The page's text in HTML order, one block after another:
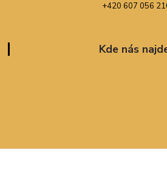
+420 607 056
Kde nás